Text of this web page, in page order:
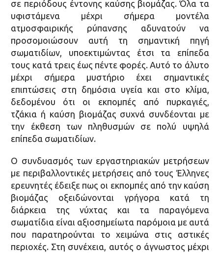
σε περιόδους έντονης καύσης βιομάζας. Όλα τα
υφιστάμενα μέχρι σήμερα μοντέλα
ατμοσφαιρικής ρύπανσης αδυνατούν να
προσομοιώσουν αυτή τη σημαντική πηγή
σωματιδίων, υποεκτιμώντας έτσι τα επίπεδα
τους κατά τρεις έως πέντε φορές. Αυτό το άλυτο
μέχρι σήμερα μυστήριο έχει σημαντικές
επιπτώσεις στη δημόσια υγεία και στο κλίμα,
δεδομένου ότι οι εκπομπές από πυρκαγιές,
τζάκια ή καύση βιομάζας συχνά συνδέονται με
την έκθεση των πληθυσμών σε πολύ υψηλά
επίπεδα σωματιδίων.
Ο συνδυασμός των εργαστηριακών μετρήσεων
με περιβαλλοντικές μετρήσεις από τους Έλληνες
ερευνητές έδειξε πως οι εκπομπές από την καύση
βιομάζας οξειδώνονται γρήγορα κατά τη
διάρκεια της νύχτας και τα παραγόμενα
σωματίδια είναι αξιοσημείωτα παρόμοια με αυτά
που παρατηρούνται το χειμώνα στις αστικές
περιοχές. Στη συνέχεια, αυτός ο άγνωστος μέχρι